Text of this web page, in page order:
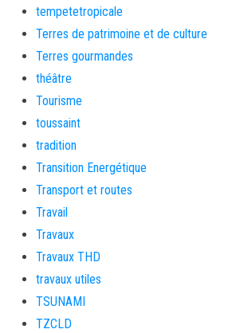
tempetetropicale
Terres de patrimoine et de culture
Terres gourmandes
théâtre
Tourisme
toussaint
tradition
Transition Energétique
Transport et routes
Travail
Travaux
Travaux THD
travaux utiles
TSUNAMI
TZCLD